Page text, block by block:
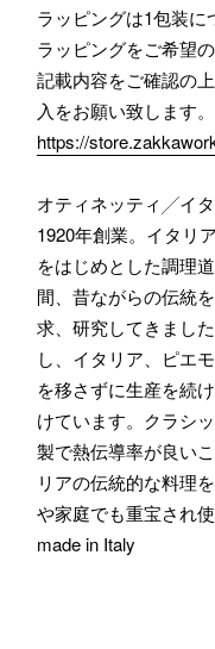
ラッピングは1包装に
ラッピングをご希望
記載内容をご確認の
入をお願い致します。
https://
オティネッティ╱イ
1920年創業。イタリ
をはじめとした調理
間、昔ながらの伝統
求、研究してきまし
し、イタリア、ピエ
を移さずに生産を続
けています。クラシ
製で熱伝導率が良い
リアの伝統的な料理
や家庭でも重宝され使
made in Italy